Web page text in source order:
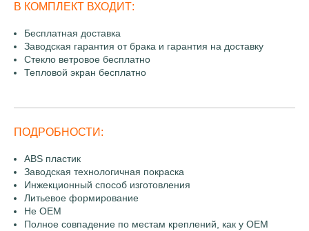
В КОМПЛЕКТ ВХОДИТ:
Бесплатная доставка
Заводская гарантия от брака и гарантия на доставку
Стекло ветровое бесплатно
Тепловой экран бесплатно
ПОДРОБНОСТИ:
ABS пластик
Заводская технологичная покраска
Инжекционный способ изготовления
Литьевое формирование
Не OEM
Полное совпадение по местам креплений, как у OEM